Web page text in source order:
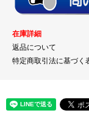
在庫詳細
返品について
特定商取引法に基づく